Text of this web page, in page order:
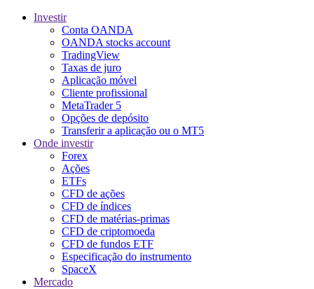
Investir
Conta OANDA
OANDA stocks account
TradingView
Taxas de juro
Aplicação móvel
Cliente profissional
MetaTrader 5
Opções de depósito
Transferir a aplicação ou o MT5
Onde investir
Forex
Ações
ETFs
CFD de ações
CFD de índices
CFD de matérias-primas
CFD de criptomoeda
CFD de fundos ETF
Especificação do instrumento
SpaceX
Mercado